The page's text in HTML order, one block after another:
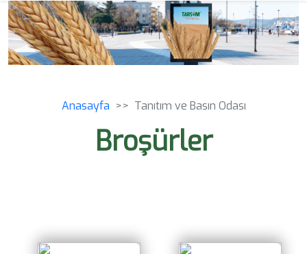
Anasayfa Tanıtım ve Basın Odası
Broşürler